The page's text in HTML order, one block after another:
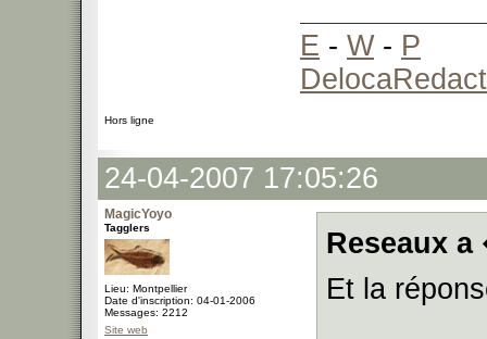
E - W- P
Hors ligne
24-04-2007 17:05:26
MagicYoyo
Tagglers
Lieu: Montpellier
Date d'inscription: 04-01-2006
Messages: 2212
Site web
Reseaux
Et la